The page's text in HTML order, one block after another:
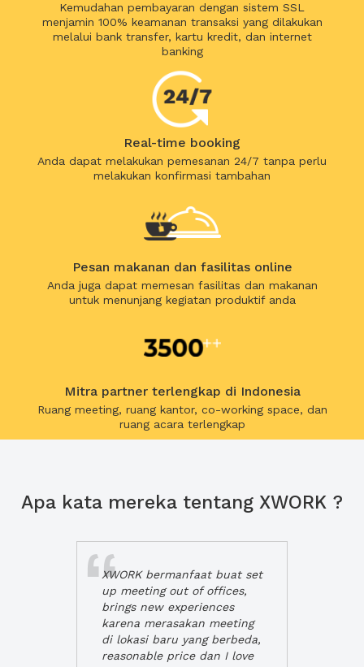
Kemudahan pembayaran dengan sistem SSL
menjamin 100% keamanan transaksi yang dilakukan
melalui bank transfer, kartu kredit, dan internet
banking
Real-time booking
Anda dapat melakukan pemesanan 24/7 tanpa perlu
melakukan konfirmasi tambahan
Pesan makanan dan fasilitas online
Anda juga dapat memesan fasilitas dan makanan
untuk menunjang kegiatan produktif anda
Mitra partner terlengkap di Indonesia
Ruang meeting, ruang kantor, co-working space, dan
ruang acara terlengkap
Apa kata mereka tentang XWORK ?
XWORK bermanfaat buat set
up meeting out of offices,
brings new experiences
karena merasakan meeting
di lokasi baru yang berbeda,
reasonable price dan I love